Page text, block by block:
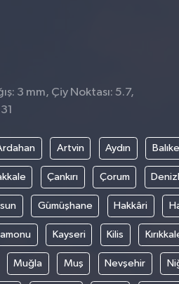
3 mm, Çiy Noktası: 5.7,
Artvin Aydın
Çankırı Çorum
Gümüşhane Hakkâri
Kayseri Kilis
Muğla Muş Nevşehir